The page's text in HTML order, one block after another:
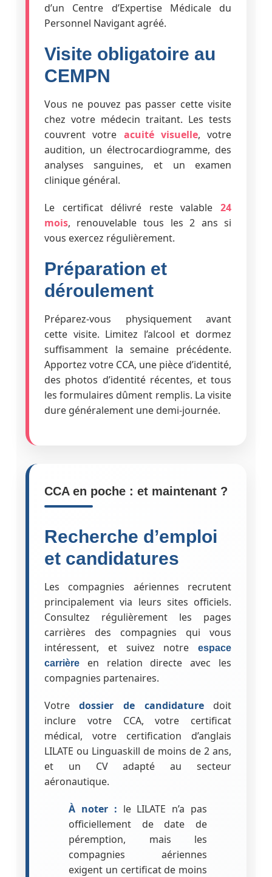
d’un Centre d’Expertise Médicale du
Personnel Navigant agréé.
Visite obligatoire au
CEMPN
Vous ne pouvez pas passer cette visite
chez votre médecin traitant. Les tests
couvrent votre acuité visuelle, votre
audition, un électrocardiogramme, des
analyses sanguines, et un examen
clinique général.
Le certificat délivré reste valable24
mois, renouvelable tous les 2 ans si
vous exercez régulièrement.
Préparation et
déroulement
Préparez-vous physiquement avant
cette visite. Limitez l’alcool et dormez
suffisamment la semaine précédente.
Apportez votre CCA, une pièce d’identité,
des photos d’identité récentes, et tous
les formulaires dûment remplis. La visite
dure généralement une demi-journée.
CCA en poche : et maintenant ?
Recherche d’emploi
et candidatures
Les compagnies aériennes recrutent
principalement via leurs sites officiels.
Consultez régulièrement les pages
carrières des compagnies qui vous
intéressent, et suivez notreespace
carrièreen relation directe avec les
compagnies partenaires.
Votredossier de candidaturedoit
inclure votre CCA, votre certificat
médical, votre certification d’anglais
LILATE ou Linguaskill de moins de 2 ans,
et un CV adapté au secteur
aéronautique.
À noter : le LILATE n’a pas
officiellement de date de
péremption, mais les
compagnies aériennes
exigent un certificat de moins